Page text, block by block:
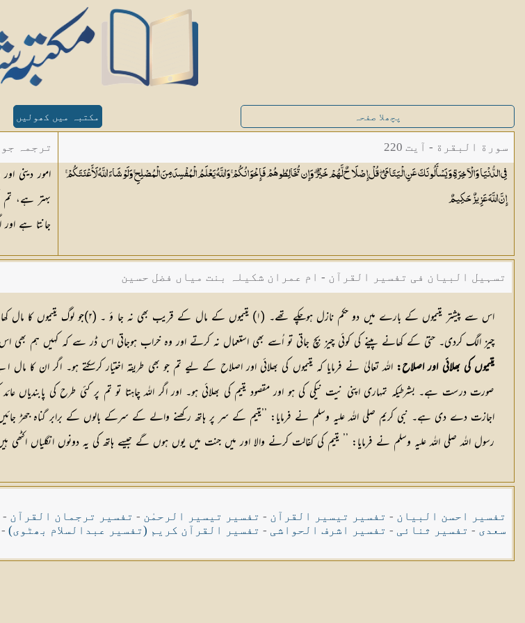
پچھلا صفحہ مکتبہ میں کھولیں
سورة البقرة - آیت 220
فِي الدُّنْيَا وَالْآخِرَةِ ۗ وَيَسْأَلُونَكَ عَنِ الْيَتَامَىٰ ۖ قُلْ إِصْلَاحٌ لَّهُمْ خَيْرٌ ۖ وَإِن تُخَالِطُوهُمْ فَإِخْوَانُكُمْ ۚ وَاللَّهُ يَعْلَمُ الْمُفْسِدَ مِنَ الْمُصْلِحِ ۚ وَلَوْ شَاءَ اللَّهُ لَأَعْنَتَكُمْ ۚ
إِنَّ اللَّهَ عَزِيزٌحَكِيمٌ
ترجمہ
امور دینی
بہتر ہے، تم
جانتا ہے اور
تسہیل البیان فی تفسیر القرآن - ام عمران شکیلہ بنت میاں فضل حسین
اس سے پیشتر یتیموں کے بارے میں دو حکم
چیز الگ کردی۔ حتیٰ کے کھانے پینے کی کوئی چیز بچ جاتی تو اُسے بھی استعمال نہ کرتے اور وہ خراب ہوجاتی اس ڈر سے کہ کہیں ہم بھی
یتیموں کی بھلائی اور اصلاح: اللہ تعالیٰ نے فرمایا کہ یتیموں کی بھلائی اور اصلاح کے لیے تم جو بھی طریقہ اختیار کرسکتے ہو۔ اگر ان کا
صورت درست ہے۔ بشرطیكہ تمہاری اپنی نیت نیکی کی ہو اور مقصود یتیم کی بھلائی ہو۔ اور اگر اللہ چاہتا تو تم پر کئی طرح کی
اجازت دے دی ہے۔ نبی كریم صلی اللہ علیہ وسلم نے فرمایا: ’’یتیم کے سر پر ہاتھ رکھنے والے کے سرکے بالوں کے برابر گناہ جھڑ
رسول اللہ صلی اللہ علیہ وسلم نے فرمایا: ’’ یتیم کی کفالت کرنے والا اور میں جنت میں یوں ہوں گے جیسے ہاتھ کی یہ دونوں انگلیاں اکٹھی ہیں۔
تفسیر احسن البیان - تفسیر تیسیر القرآن - تفسیر تیسیر الرحمٰن - تفسیر ترجمان القرآن -
سعدی - تفسیر ثنائی - تفسیر اشرف الحواشی - تفسیر القرآن کریم (تفسیر عبدالسلام بھٹوی) -